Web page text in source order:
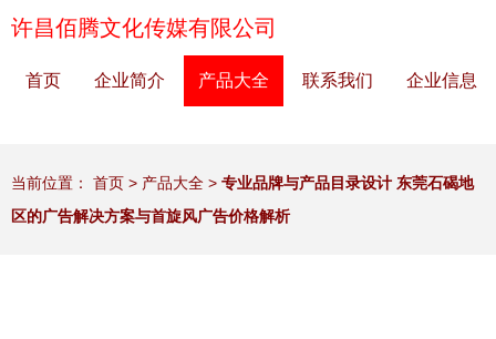
许昌佰腾文化传媒有限公司
首页 企业简介 产品大全 联系我们 企业信息
当前位置： 首页 > 产品大全 > 专业品牌与产品目录设计 东莞石碣地
区的广告解决方案与首旋风广告价格解析